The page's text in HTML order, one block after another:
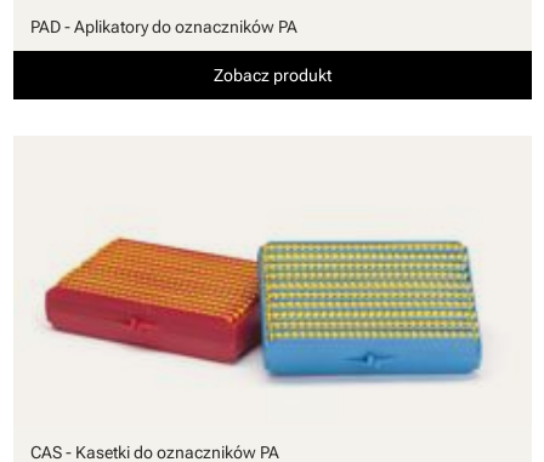
PAD - Aplikatory do oznaczników PA
Zobacz produkt
CAS - Kasetki do oznaczników PA